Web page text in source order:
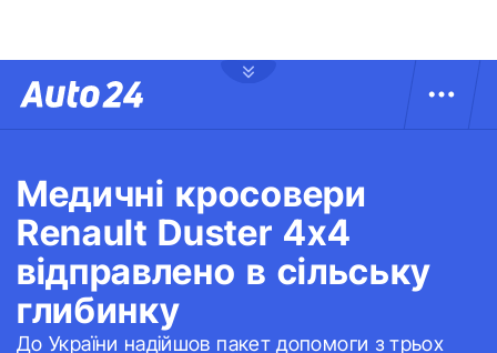
Медичні кросовери
Renault Duster 4х4
відправлено в сільську
глибинку
До України надійшов пакет допомоги з трьох